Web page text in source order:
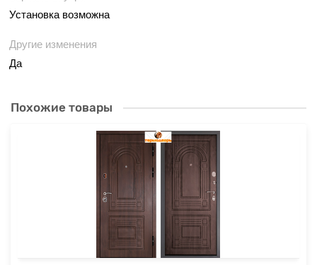
Установка возможна
Другие изменения
Да
Похожие товары